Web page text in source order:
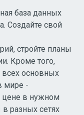
база данных
Создайте свой
стройте планы
Кроме того,
основных
мире -
цене в нужном
разных сетях